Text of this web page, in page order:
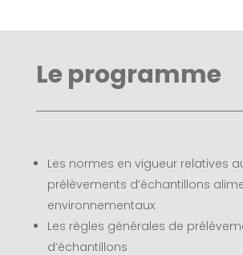
Le programme
Les normes en vigueur relatives
prélèvements d’échantillons
environnementaux
Les règles générales de
d’échantillons